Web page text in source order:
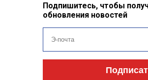
Подпишитесь, чтобы
обновления новостей